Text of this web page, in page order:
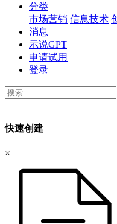
分类
市场营销 信息技术
消息
示说GPT
申请试用
登录
快速创建
×